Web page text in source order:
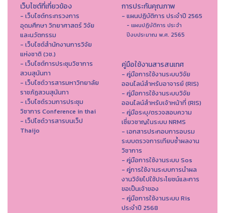
เว็บไซต์ที่เกี่ยวข้อง
- เว็บไซต์กระทรวงการ
อุดมศึกษา วิทยาศาสตร์ วิจัย
และนวัตกรรม
- เว็บไซต์สำนักงานการวิจัย
แห่งชาติ (วช.)
- เว็บไซต์การประชุมวิชาการ
สวนสุนันทา
- เว็บไซต์วารสารมหาวิทยาลัย
ราชภัฏสวนสุนันทา
- เว็บไซต์รวมการประชุม
วิชาการ Conference in thai
- เว็ปไซต์วารสารบนเว็ป
Thaijo
การประกันคุณภาพ
- แผนปฏิบัติการ ประจำปี 2565
- แผนปฏิบัติการ ประจำ
ปีงบประมาณ พ.ศ. 2565
คู่มือใช้งานสารสนเทศ
- คู่มือการใช้งานระบบวิจัย
ออนไลน์สำหรับอาจารย์ (RIS)
- คู่มือการใช้งานระบบวิจัย
ออนไลน์สำหรับเจ้าหน้าที่ (RIS)
- คู่มือระบุ/ตรวจสอบความ
เชี่ยวชาญในระบบ NRMS
- เอกสารประกอบการอบรม
ระบบตรวจการเทียบซ้ำผลงาน
วิชาการ
- คู่มือการใช้งานระบบ Sos
- คู่การใช้งานระบบการนำผล
งานวิจัยไปใช้ประโยชน์และการ
ขอเป็นเจ้าของ
- คู่มือการใช้งานระบบ Ris
ประจำปี 2568